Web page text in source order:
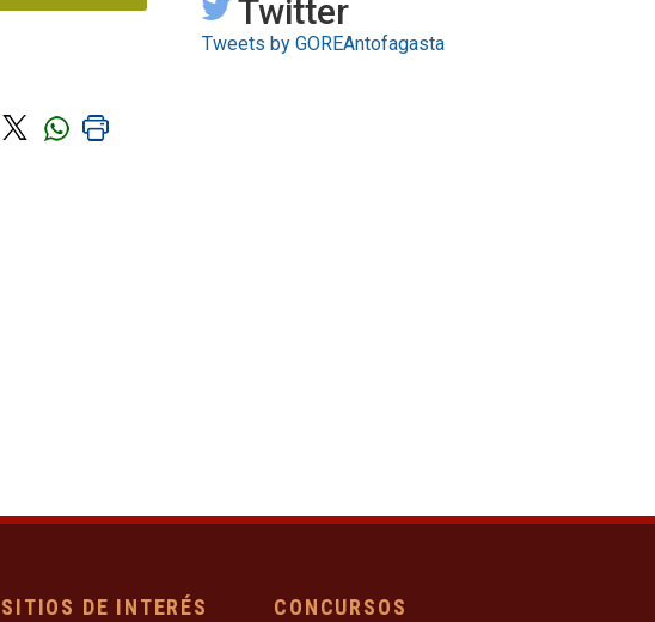
Twitter
Tweets by GOREAntofagasta
SITIOS DE INTERÉS CONCURSOS